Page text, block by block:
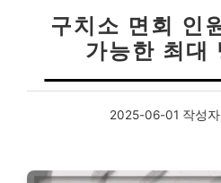
구치소 면회 인
가능한 최대
2025-06-01 작성